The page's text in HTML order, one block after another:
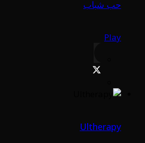
حب شباب
Play
Ultherapy